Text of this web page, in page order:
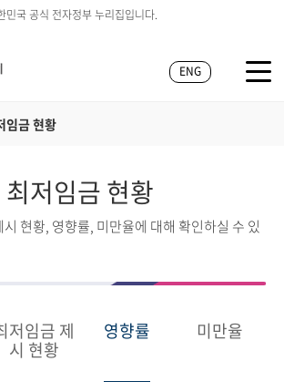
민국 공식 전자정부 누리집입니다.
ENG
임금 현황
최저임금 현황
현황, 영향률, 미만율에 대해 확인하실 수 있
저임금 제
시 현황
영향률 미만율